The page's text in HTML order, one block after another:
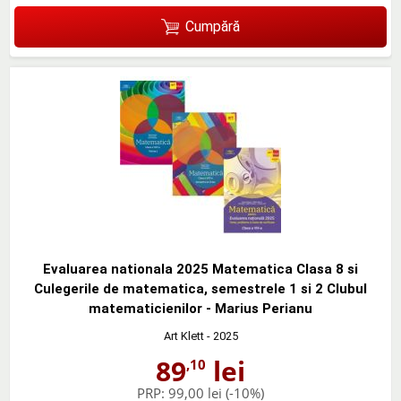
Cumpără
Evaluarea nationala 2025 Matematica Clasa 8 si
Culegerile de matematica, semestrele 1 si 2 Clubul
matematicienilor - Marius Perianu
Art Klett- 2025
89,10 lei
PRP: 99,00 lei (-10%)